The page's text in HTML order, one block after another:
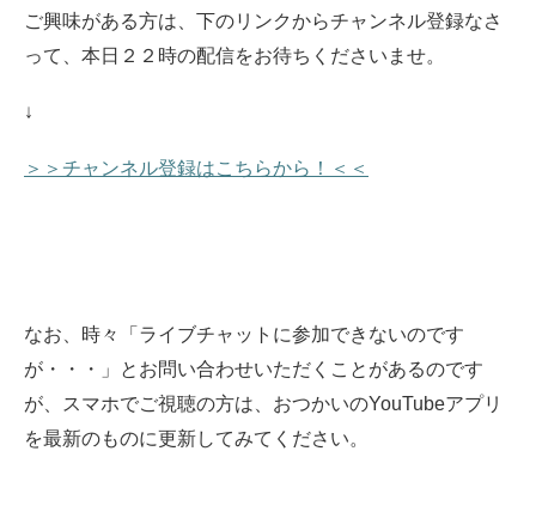
ご興味がある方は、下のリンクからチャンネル登録なさ
って、本日２２時の配信をお待ちくださいませ。
↓
＞＞チャンネル登録はこちらから！＜＜
なお、時々「ライブチャットに参加できないのです
が・・・」とお問い合わせいただくことがあるのです
が、スマホでご視聴の方は、おつかいのYouTubeアプリ
を最新のものに更新してみてください。